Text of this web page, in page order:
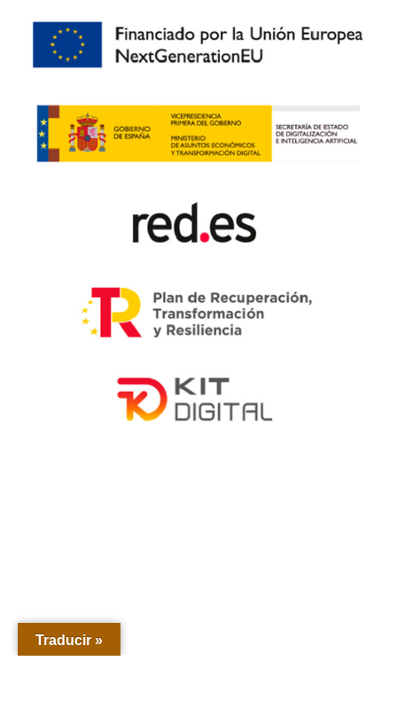
Traducir »